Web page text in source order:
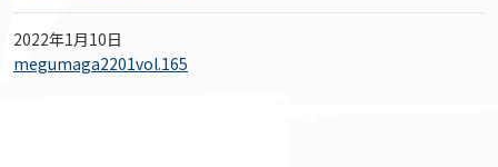
2022年1月10日
megumaga2201vol.165